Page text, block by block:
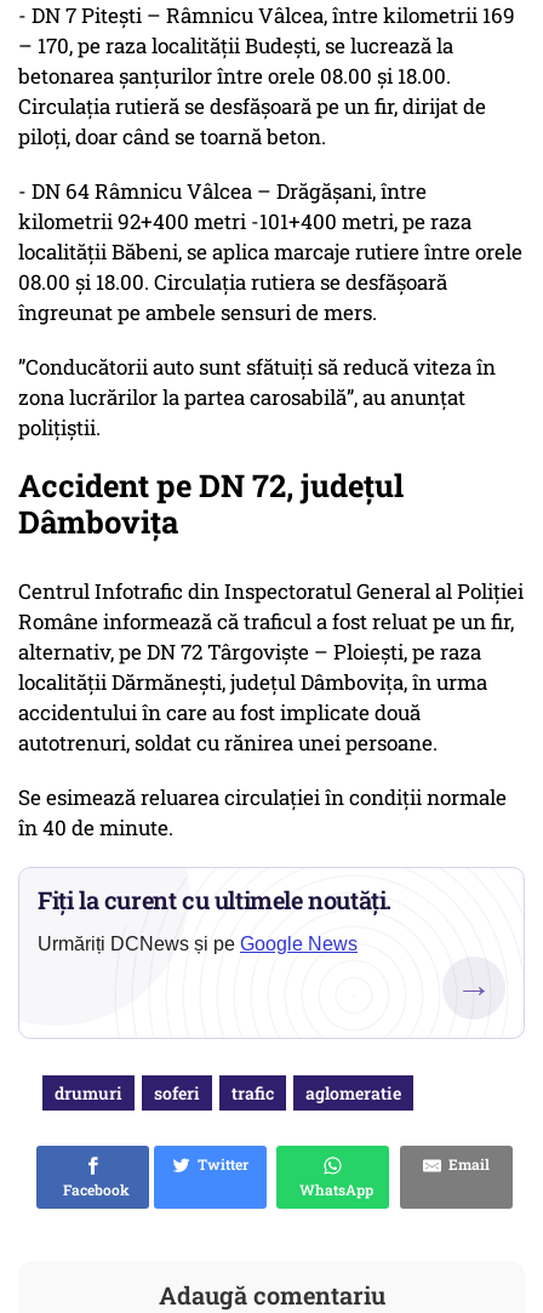
- DN 7 Pitești – Râmnicu Vâlcea, între kilometrii 169
– 170, pe raza localității Budești, se lucrează la
betonarea șanțurilor între orele 08.00 și 18.00.
Circulația rutieră se desfășoară pe un fir, dirijat de
piloți, doar când se toarnă beton.
- DN 64 Râmnicu Vâlcea – Drăgășani, între
kilometrii 92+400 metri -101+400 metri, pe raza
localității Băbeni, se aplica marcaje rutiere între orele
08.00 și 18.00. Circulația rutiera se desfășoară
îngreunat pe ambele sensuri de mers.
”Conducătorii auto sunt sfătuiți să reducă viteza în
zona lucrărilor la partea carosabilă”, au anunțat
polițiștii.
Accident pe DN 72, județul
Dâmbovița
Centrul Infotrafic din Inspectoratul General al Poliţiei
Române informează că traficul a fost reluat pe un fir,
alternativ, pe DN 72 Târgoviște – Ploiești, pe raza
localității Dărmănești, județul Dâmbovița, în urma
accidentului în care au fost implicate două
autotrenuri, soldat cu rănirea unei persoane.
Se esimează reluarea circulației în condiții normale
în 40 de minute.
Fiți la curent cu ultimele noutăți.
Urmăriți DCNews și pe Google News
→
drumuri soferi trafic aglomeratie
Facebook
Twitter
WhatsApp
Email
Adaugă comentariu